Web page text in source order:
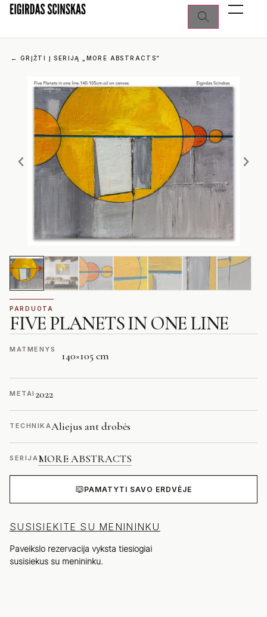
← GRĮŽTI Į SERIJĄ „MORE ABSTRACTS“
PARDUOTA
FIVE PLANETS IN ONE LINE
MATMENYS 140×105 cm
METAI 2022
TECHNIKAAliejus ant drobės
SERIJAMORE ABSTRACTS
PAMATYTI SAVO ERDVĖJE
SUSISIEKITE SU MENININKU
Paveikslo rezervacija vyksta tiesiogiai
susisiekus su menininku.